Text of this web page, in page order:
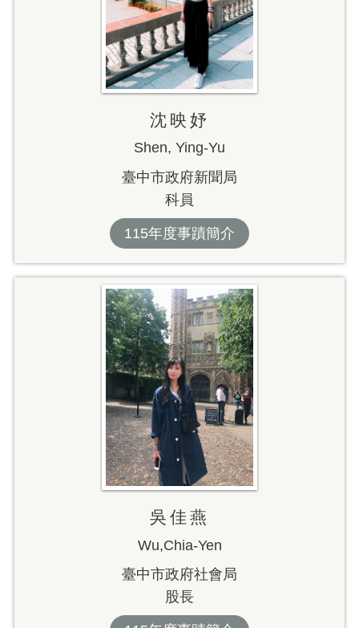
沈映妤
Shen, Ying-Yu
臺中市政府新聞局
科員
115年度事蹟簡介
吳佳燕
Wu,Chia-Yen
臺中市政府社會局
股長